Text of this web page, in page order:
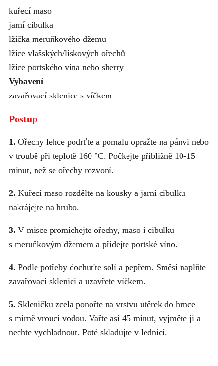
kuřecí maso
jarní cibulka
lžička meruňkového džemu
lžíce vlašských/lískových ořechů
lžíce portského vína nebo sherry
Vybavení
zavařovací sklenice s víčkem
Postup
1. Ořechy lehce podrťte a pomalu opražte na pánvi nebo
v troubě při teplotě 160 °C. Počkejte přibližně 10-15
minut, než se ořechy rozvoní.
2. Kuřecí maso rozdělte na kousky a jarní cibulku
nakrájejte na hrubo.
3. V misce promíchejte ořechy, maso i cibulku
s meruňkovým džemem a přidejte portské víno.
4. Podle potřeby dochuťte solí a pepřem. Směsí naplňte
zavařovací sklenici a uzavřete víčkem.
5. Skleničku zcela ponořte na vrstvu utěrek do hrnce
s mírně vroucí vodou. Vařte asi 45 minut, vyjměte ji a
nechte vychladnout. Poté skladujte v lednici.